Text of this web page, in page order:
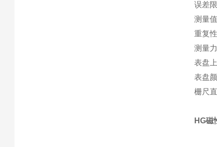
误差
测量
重复
测量
表盘
表盘
栅尺
HG磁